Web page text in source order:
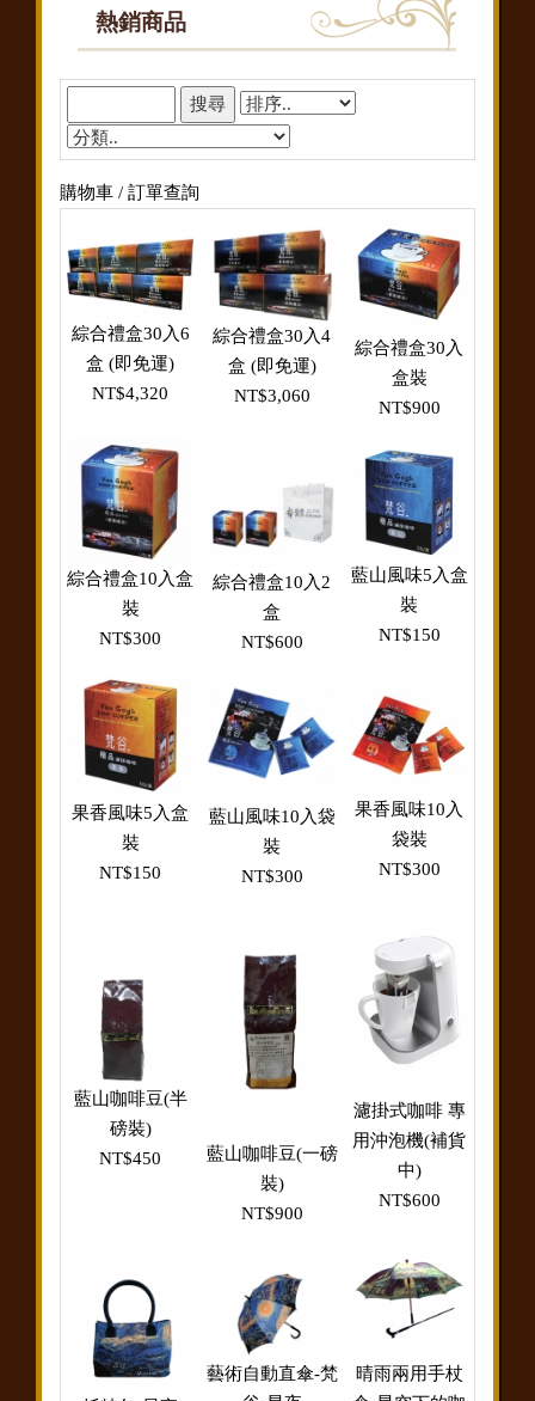
熱銷商品
購物車 / 訂單查詢
綜合禮盒30入6
盒 (即免運)
NT$4,320
綜合禮盒30入4
盒 (即免運)
NT$3,060
綜合禮盒30入
盒裝
NT$900
綜合禮盒10入盒
裝
NT$300
綜合禮盒10入2
盒
NT$600
藍山風味5入盒
裝
NT$150
果香風味5入盒
裝
NT$150
藍山風味10入袋
裝
NT$300
果香風味10入
袋裝
NT$300
藍山咖啡豆(半
磅裝)
NT$450
藍山咖啡豆(一磅
裝)
NT$900
濾掛式咖啡 專
用沖泡機(補貨
中)
NT$600
藝術自動直傘-梵
晴雨兩用手杖